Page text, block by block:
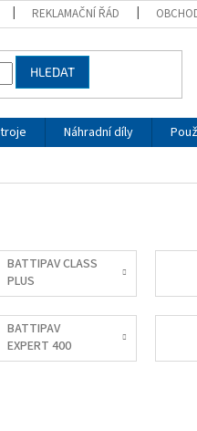
REKLAMAČNÍ ŘÁD
HLEDAT
Náhradní díly
BATTIPAV CLASS
PLUS
BATTIPAV
EXPERT 400